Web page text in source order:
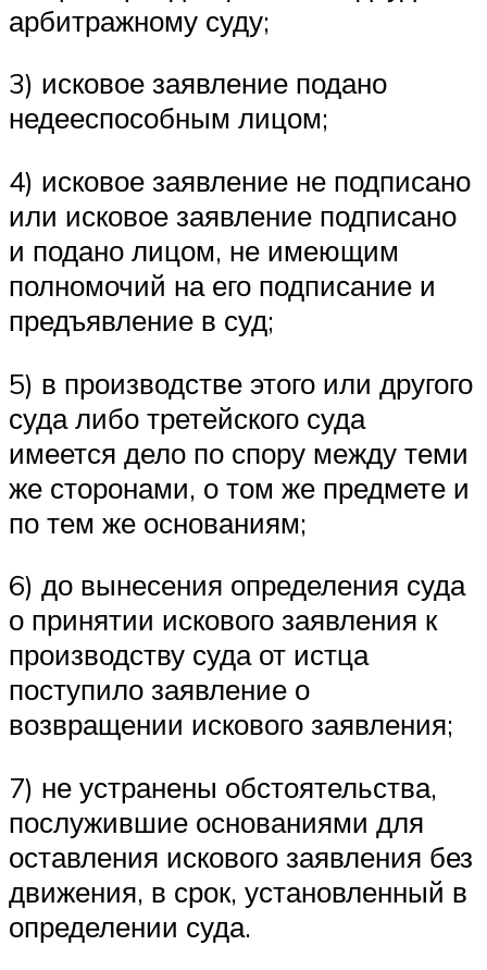
арбитражному суду;
3) исковое заявление подано
недееспособным лицом;
4) исковое заявление не подписано
или исковое заявление подписано
и подано лицом, не имеющим
полномочий на его подписание и
предъявление в суд;
5) в производстве этого или другого
суда либо третейского суда
имеется дело по спору между теми
же сторонами, о том же предмете и
по тем же основаниям;
6) до вынесения определения суда
о принятии искового заявления к
производству суда от истца
поступило заявление о
возвращении искового заявления;
7) не устранены обстоятельства,
послужившие основаниями для
оставления искового заявления без
движения, в срок, установленный в
определении суда.